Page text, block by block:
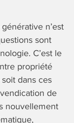
n’est
sont
C’est le
propriété
dans ces
de
nouvellement